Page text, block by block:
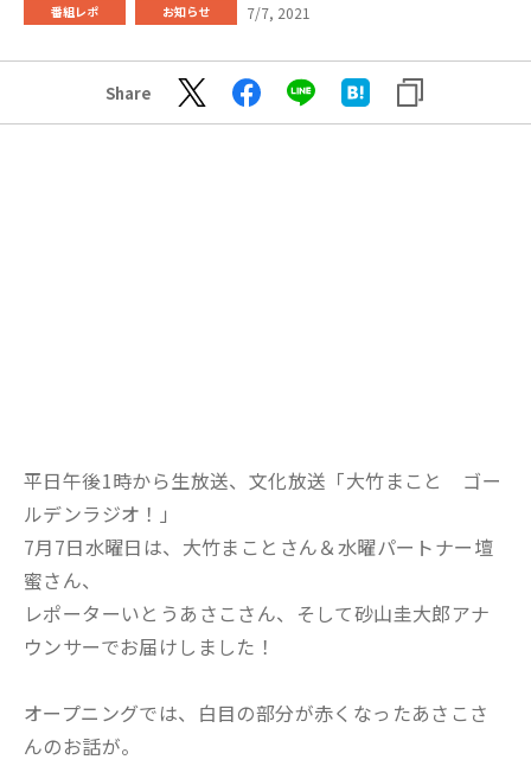
番組レポ お知らせ 7/7, 2021
Share
平日午後1時から生放送、文化放送「大竹まこと ゴー
ルデンラジオ！」
7月7日水曜日は、大竹まことさん＆水曜パートナー壇
蜜さん、
レポーターいとうあさこさん、そして砂山圭大郎アナ
ウンサーでお届けしました！
オープニングでは、白目の部分が赤くなったあさこさ
んのお話が。